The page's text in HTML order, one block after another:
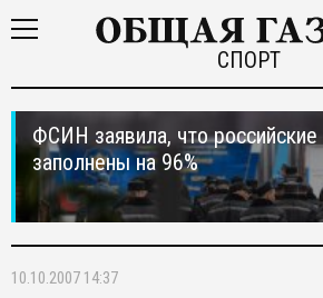
СПОРТ
ФСИН заявила, что
заполнены на 96%
10.10.2007 14:37